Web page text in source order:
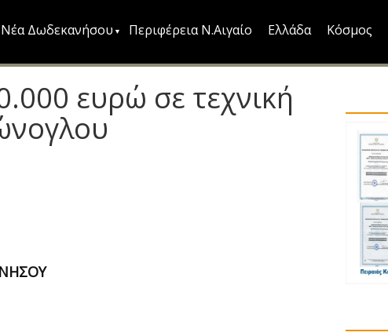
Νέα Δωδεκανήσου Περιφέρεια Ν.Αιγαίο Ελλάδα Κόσμος
ευρώ σε τεχνική